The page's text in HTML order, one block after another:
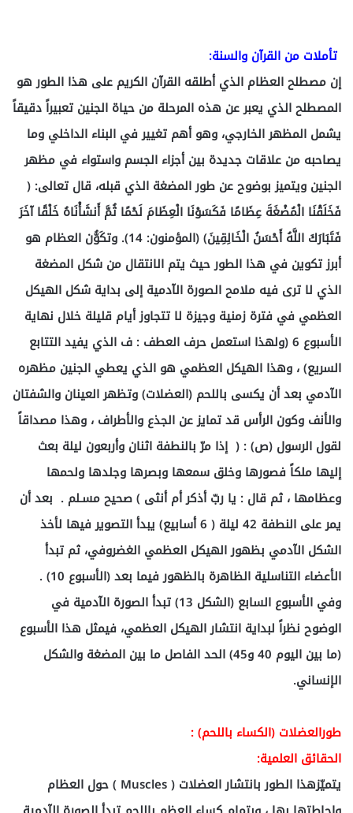
تأملات من القرآن والسنة:
إن مصطلح العظام الذي أطلقه القرآن الكريم على هذا الطور هو
المصطلح الذي يعبر عن هذه المرحلة من حياة الجنين تعبيراً دقيقاً
يشمل المظهر الخارجي، وهو أهم تغيير في البناء الداخلي وما
يصاحبه من علاقات جديدة بين أجزاء الجسم واستواء في مظهر
الجنين ويتميز بوضوح عن طور المضغة الذي قبله، قال تعالى: (
فَخَلَقْنَا الْمُضْغَةَ عِظَامًا فَكَسَوْنَا الْعِظَامَ لَحْمًا ثُمَّ أَنشَأْنَاهُ خَلْقًا آخَرَ
فَتَبَارَكَ اللَّهُ أَحْسَنُ الْخَالِقِينَ) (المؤمنون: 14). وتكَوُّن العظام هو
أبرز تكوين في هذا الطور حيث يتم الانتقال من شكل المضغة
الذي لا ترى فيه ملامح الصورة الآدمية إلى بداية شكل الهيكل
العظمي في فترة زمنية وجيزة لا تتجاوز أيام قليلة خلال نهاية
الأسبوع 6 (ولهذا استعمل حرف العطف : ف الذي يفيد التتابع
السريع) ، وهذا الهيكل العظمي هو الذي يعطي الجنين مظهره
الآدمي بعد أن يكسى باللحم (العضلات) وتظهر العينان والشفتان
والأنف وكون الرأس قد تمايز عن الجذع والأطراف ، وهذا مصداقاً
لقول الرسول (ص) : ( إذا مرّ بالنطفة اثنان وأربعون ليلة بعث
إليها ملكاً فصورها وخلق سمعها وبصرها وجلدها ولحمها
وعظامها ، ثم قال : يا ربّ أذكر أم أنثى ) صحيح مسـلم . بعد أن
يمر على النطفة 42 ليلة ( 6 أسابيع) يبدأ التصوير فيها لأخذ
الشكل الآدمي بظهور الهيكل العظمي الغضروفي، ثم تبدأ
الأعضاء التناسلية الظاهرة بالظهور فيما بعد (الأسبوع 10) .
وفي الأسبوع السابع (الشكل 13) تبدأ الصورة الآدمية في
الوضوح نظراً لبداية انتشار الهيكل العظمي، فيمثل هذا الأسبوع
(ما بين اليوم 40 و45) الحد الفاصل ما بين المضغة والشكل
الإنساني.
طورالعضلات (الكساء باللحم) :
الحقائق العلمية:
يتميّزهذا الطور بانتشار العضلات ( Muscles ) حول العظام